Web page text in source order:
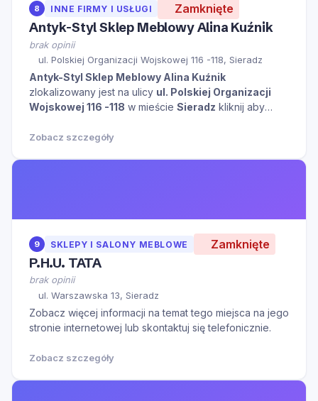
8 INNE FIRMY I USŁUGI Zamknięte
Antyk-Styl Sklep Meblowy Alina Kuźnik
brak opinii
ul. Polskiej Organizacji Wojskowej 116 -118, Sieradz
Antyk-Styl Sklep Meblowy Alina Kuźnik
zlokalizowany jest na ulicy ul. Polskiej Organizacji
Wojskowej 116 -118 w mieście Sieradz kliknij aby
Zobacz szczegóły
9 SKLEPY I SALONY MEBLOWE Zamknięte
P.H.U. TATA
brak opinii
ul. Warszawska 13, Sieradz
Zobacz więcej informacji na temat tego miejsca na jego
stronie internetowej lub skontaktuj się telefonicznie.
Zobacz szczegóły